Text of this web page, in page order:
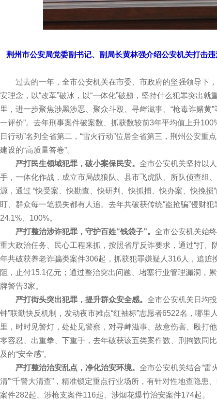
荆州市公安局党委副书记、副局长黄林强介绍公安机关打击
过去的一年，全市公安机关在市委、市政府的坚强领导下
安理念，以“改革”破冰，以“一体化”破题，坚持什么犯罪突出
里，进一步聚焦涉黑涉恶、聚众斗殴、寻衅滋事、“枪毒诈赌黄
一评价”。去年刑事案件破案数、抓获数较前3年平均值上升
日行动”名列全省第二，“雷火行动”位居全省第三，荆州公安重
建设的“高质量答卷”。
严打民生领域犯罪，破小案保民安。 全市公安机关坚持以
手，一体化作战，成立市局战狼队、县市飞虎队、所队侦查组
源，通过 “快受案、快勘查、快研判、快抓捕、快办案、快挽损
盯、群众每一笔损失都有人追。去年共破获传统“盗抢骗”侵财
24.1%、100%。
严打整治涉诈犯罪，守护百姓“钱袋子”。 全市公安机关始
重大政治任务、民心工程来抓，按照省厅反诈要求，通过“打、
年共破获养老诈骗类案件306起，抓获犯罪嫌疑人316人，追
阻，止付15.1亿元；通过整治突出问题、堵塞行业管理漏洞，
牌警告3家。
严打街头突出犯罪，提升群众安全感。 全市公安机关日均
钟”联勤快反机制，发动夜市摊点“红袖标”志愿者6522名，哪
里，时时见警灯，处处见警察，对寻衅滋事、故意伤害、殴打
零容忍、出重拳、下重手，去年破获该五类案件数、刑拘数同
及的“安全感”。
严打整治治安乱点，净化治安环境。 全市公安机关结合“雷
清”“千警大清查”，精准锁定重点行业场所，有针对性地查隐患
案件282起、涉枪支案件116起、涉烟花爆竹治安案件174起。